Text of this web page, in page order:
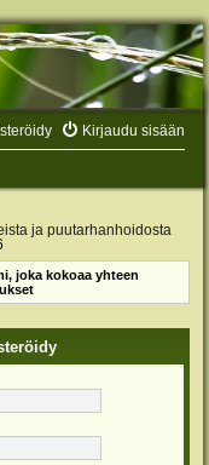
Kirjaudu sisään
ja puutarhanhoidosta
joka kokoaa yhteen